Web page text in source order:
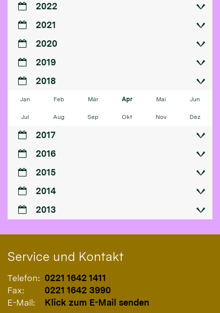
2022
2021
2020
2019
2018
Jan Feb Mär Apr Mai Jun
Jul Aug Sep Okt Nov Dez
2017
2016
2015
2014
2013
Service und Kontakt
Telefon: 0221 1642 1411
Fax:
0221 1642 3990
E-Mail:
Klick zum E-Mail senden